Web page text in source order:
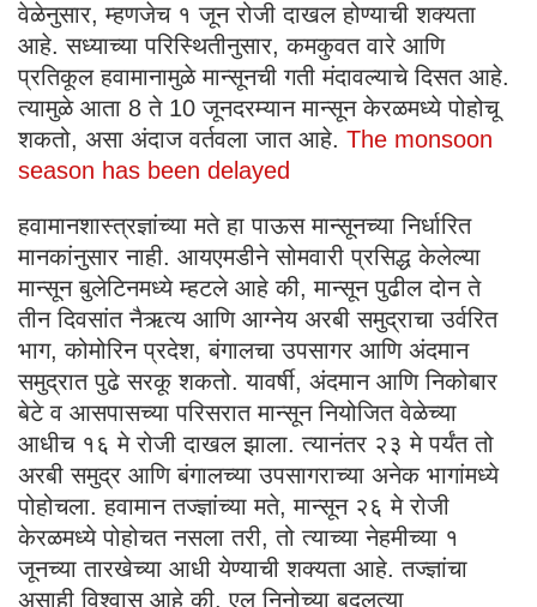
वेळेनुसार, म्हणजेच १ जून रोजी दाखल होण्याची शक्यता
आहे. सध्याच्या परिस्थितीनुसार, कमकुवत वारे आणि
प्रतिकूल हवामानामुळे मान्सूनची गती मंदावल्याचे दिसत आहे.
त्यामुळे आता 8 ते 10 जूनदरम्यान मान्सून केरळमध्ये पोहोचू
शकतो, असा अंदाज वर्तवला जात आहे. The monsoon
season has been delayed
हवामानशास्त्रज्ञांच्या मते हा पाऊस मान्सूनच्या निर्धारित
मानकांनुसार नाही. आयएमडीने सोमवारी प्रसिद्ध केलेल्या
मान्सून बुलेटिनमध्ये म्हटले आहे की, मान्सून पुढील दोन ते
तीन दिवसांत नैऋत्य आणि आग्नेय अरबी समुद्राचा उर्वरित
भाग, कोमोरिन प्रदेश, बंगालचा उपसागर आणि अंदमान
समुद्रात पुढे सरकू शकतो. यावर्षी, अंदमान आणि निकोबार
बेटे व आसपासच्या परिसरात मान्सून नियोजित वेळेच्या
आधीच १६ मे रोजी दाखल झाला. त्यानंतर २३ मे पर्यंत तो
अरबी समुद्र आणि बंगालच्या उपसागराच्या अनेक भागांमध्ये
पोहोचला. हवामान तज्ज्ञांच्या मते, मान्सून २६ मे रोजी
केरळमध्ये पोहोचत नसला तरी, तो त्याच्या नेहमीच्या १
जूनच्या तारखेच्या आधी येण्याची शक्यता आहे. तज्ज्ञांचा
असाही विश्वास आहे की, एल निनोच्या बदलत्या